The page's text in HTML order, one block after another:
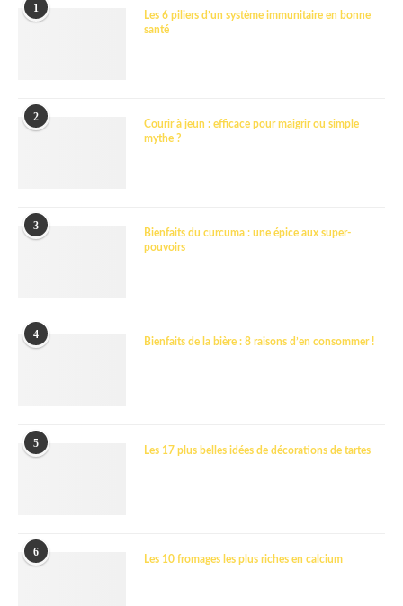
1
Les 6 piliers d’un système immunitaire en bonne
santé
2
Courir à jeun : efficace pour maigrir ou simple
mythe ?
3
Bienfaits du curcuma : une épice aux super-
pouvoirs
4
Bienfaits de la bière : 8 raisons d’en consommer !
5
Les 17 plus belles idées de décorations de tartes
6
Les 10 fromages les plus riches en calcium